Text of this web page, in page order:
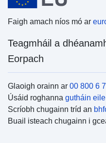
Faigh amach níos mó ar
Teagmháil a
Eorpach
Glaoigh orainn ar 00 800 6
Úsáid roghanna gutháin eile
Scríobh chugainn tríd an
Buail isteach chugainn i